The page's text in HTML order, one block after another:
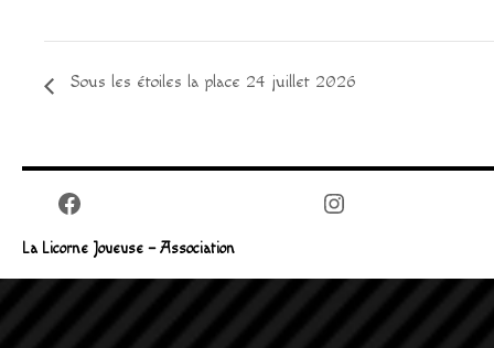
Sous les étoiles la place 24 juillet 2026
Facebook Instagram
La Licorne Joueuse – Association